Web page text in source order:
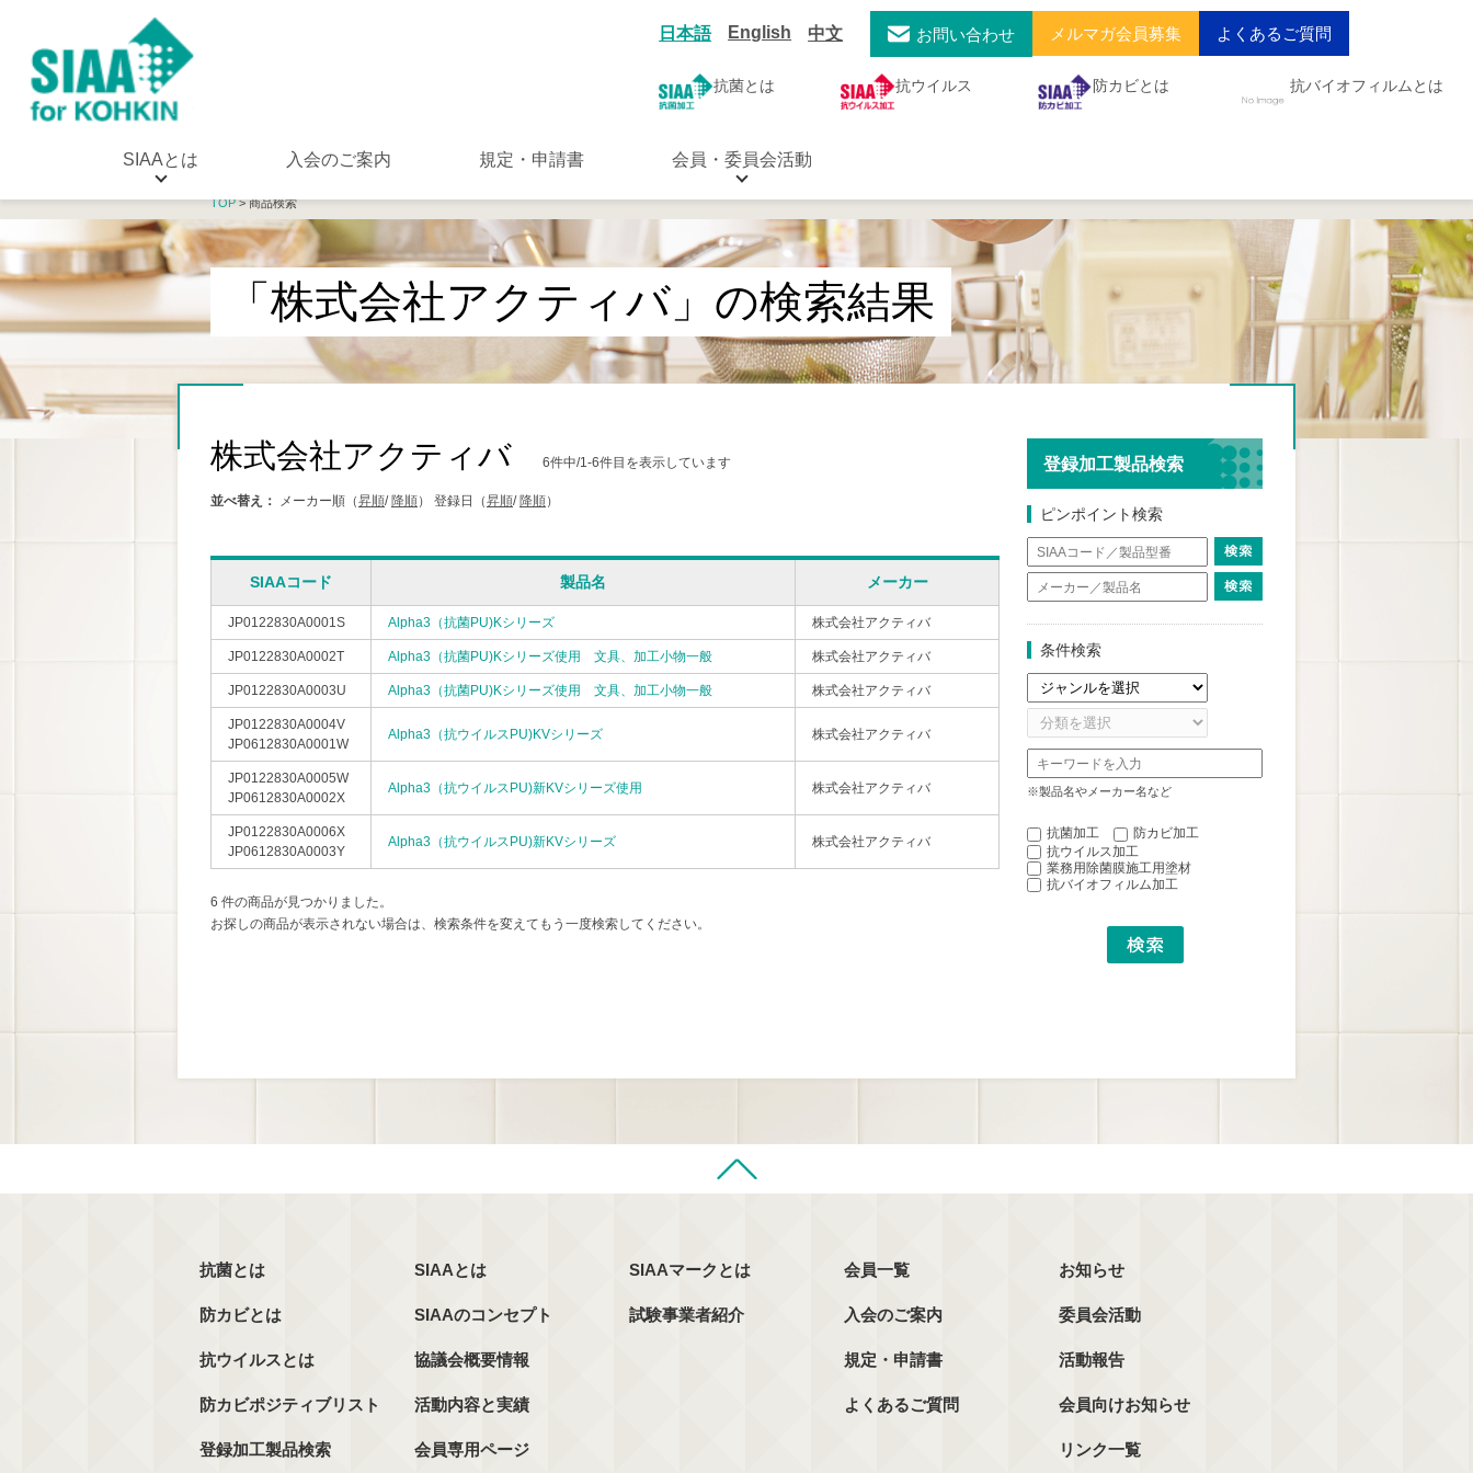
日本語 English 中文 お問い合わせ メルマガ会員募集 よくあるご質問
抗菌とは 抗ウイルス 防カビとは 抗バイオフィルムとは
SIAAとは 入会のご案内 規定・申請書 会員・委員会活動
TOP> 商品検索
「株式会社アクティバ」の検索結果
株式会社アクティバ 6件中/1-6件目を表示しています
並べ替え： メーカー順（昇順/ 降順） 登録日（昇順/ 降順）
SIAAコード 製品名 メーカー
JP0122830A0001S Alpha3（抗菌PU)Kシリーズ 株式会社アクティバ
JP0122830A0002T Alpha3（抗菌PU)Kシリーズ使用 文具、加工小物一般 株式会社アクティバ
JP0122830A0003U Alpha3（抗菌PU)Kシリーズ使用 文具、加工小物一般 株式会社アクティバ
JP0122830A0004V
JP0612830A0001W
Alpha3（抗ウイルスPU)KVシリーズ 株式会社アクティバ
JP0122830A0005W
JP0612830A0002X
Alpha3（抗ウイルスPU)新KVシリーズ使用 株式会社アクティバ
JP0122830A0006X
JP0612830A0003Y
Alpha3（抗ウイルスPU)新KVシリーズ 株式会社アクティバ
6 件の商品が見つかりました。
お探しの商品が表示されない場合は、検索条件を変えてもう一度検索してください。
登録加工製品検索
ピンポイント検索
条件検索
※製品名やメーカー名など
抗菌加工
防カビ加工
抗ウイルス加工
業務用除菌膜施工用塗材
抗バイオフィルム加工
抗菌とは
防カビとは
抗ウイルスとは
防カビポジティブリスト
登録加工製品検索
SIAAとは
SIAAのコンセプト
協議会概要情報
活動内容と実績
会員専用ページ
SIAAマークとは
試験事業者紹介
会員一覧
入会のご案内
規定・申請書
よくあるご質問
お知らせ
委員会活動
活動報告
会員向けお知らせ
リンク一覧